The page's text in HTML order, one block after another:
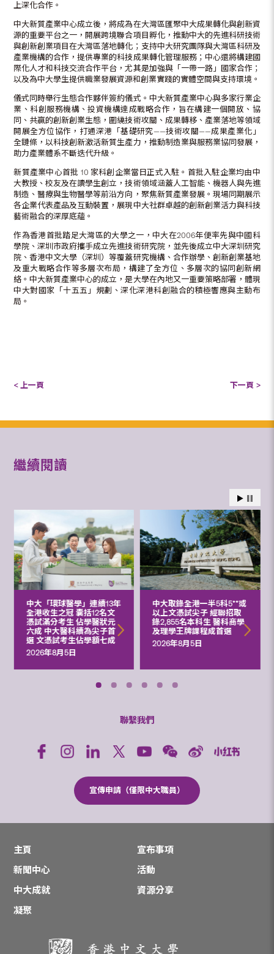
上深化合作。
中大新質產業中心成立後，將成為在大灣區匯聚中大成果轉化與創新資
源的重要平台之一，開展跨境聯合項目孵化，推動中大的先進科研技術
與創新創業項目在大灣區落地轉化；支持中大研究團隊與大灣區科研及
產業機構的合作，提供專業的科技成果轉化管理服務；中心還將構建國
際化人才和科技交流合作平台，尤其是加強與「一帶一路」國家合作；
以及為中大學生提供職業發展資源和創業實踐的實體空間與支持環境。
儀式同時舉行生態合作夥伴簽約儀式。中大新質產業中心與多家行業企
業、科創服務機構、投資機構達成戰略合作，旨在構建一個開放、協
同、共贏的創新創業生態，圍繞技術攻關、成果轉移、產業落地等領域
開展全方位協作，打通深港「基礎研究——技術攻關——成果產業化」
全鏈條，以科技創新激活新質生產力，推動制造業與服務業協同發展，
助力產業體系不斷迭代升級。
新質產業中心首批 10 家科創企業當日正式入駐。首批入駐企業均由中
大教授、校友及在讀學生創立，技術領域涵蓋人工智能、機器人與先進
制造、醫療與生物醫學等前沿方向，聚焦新質產業發展。現場同期展示
各企業代表產品及互動裝置，展現中大社群卓越的創新創業活力與科技
藝術融合的深厚底蘊。
作為香港首批踏足大灣區的大學之一，中大在2006年便率先與中國科
學院、深圳市政府攜手成立先進技術研究院，並先後成立中大深圳研究
院、香港中文大學（深圳）等覆蓋研究機構、合作辦學、創新創業基地
及重大戰略合作等多層次布局，構建了全方位、多層次的協同創新網
絡。中大新質產業中心的成立，是大學在內地又一重要策略部署，體現
中大對國家「十五五」規劃、深化深港科創融合的積極響應與主動布
局。
< 上一頁 下一頁 >
繼續閱讀
中大「環球醫學」連續13年
全港收生之冠 囊括12名文
憑試滿分考生 佔學醫狀元
六成 中大醫科續為尖子首
選 文憑試考生佔學額七成
2026年8月5日
中大取錄全港一半5科5**或
以上文憑試尖子 經聯招取
錄2,855名本科生 醫科商學
及理學王牌課程成首選
2026年8月5日
聯繫我們
宣傳申請（僅限中大職員）
主頁
宣布事項
新聞中心
活動
中大成就
資源分享
凝聚